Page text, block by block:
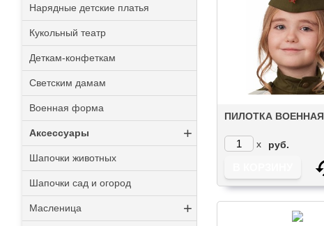
Нарядные детские платья
Кукольный театр
Деткам-конфеткам
Светским дамам
Военная форма
Аксессуары +
Шапочки животных
Шапочки сад и огород
Масленица +
ПИЛОТКА ВОЕННАЯ
x руб.